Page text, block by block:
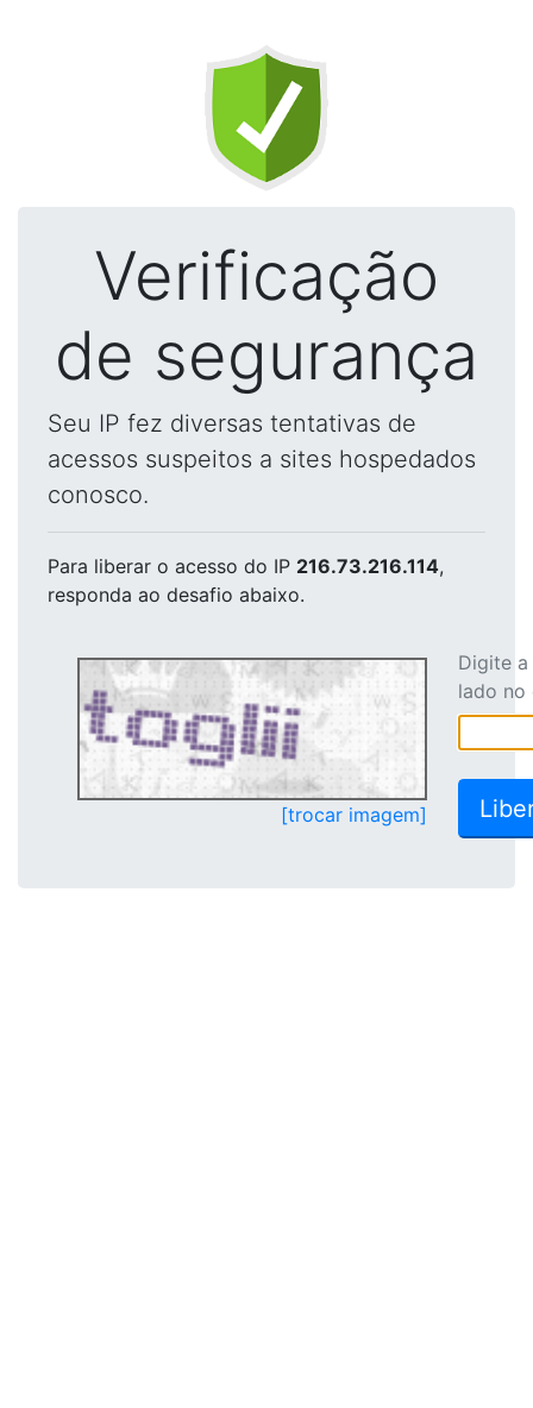
Verificação
de segurança
Seu IP fez diversas tentativas de
acessos suspeitos a sites hospedados
conosco.
Para liberar o acesso do IP 216.73.216.114,
responda ao desafio abaixo.
[trocar imagem]
Digite
lado no